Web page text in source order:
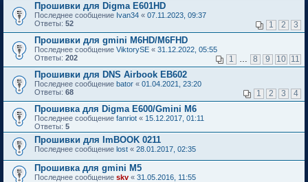
Прошивки для Digma E601HD
Последнее сообщение Ivan34 « 07.11.2023, 09:37
Ответы: 52 1 2 3
Прошивки для gmini M6HD/M6FHD
Последнее сообщение ViktorySE « 31.12.2022, 05:55
Ответы: 202 1 … 8 9 10 11
Прошивки для DNS Airbook EB602
Последнее сообщение bator « 01.04.2021, 23:20
Ответы: 68 1 2 3 4
Прошивка для Digma E600/Gmini M6
Последнее сообщение fanriot « 15.12.2017, 01:11
Ответы: 5
Прошивки для ImBOOK 0211
Последнее сообщение lost « 28.01.2017, 02:35
Прошивка для gmini M5
Последнее сообщение skv « 31.05.2016, 11:55